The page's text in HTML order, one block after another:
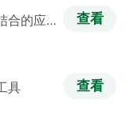
合的应
查看
具
查看